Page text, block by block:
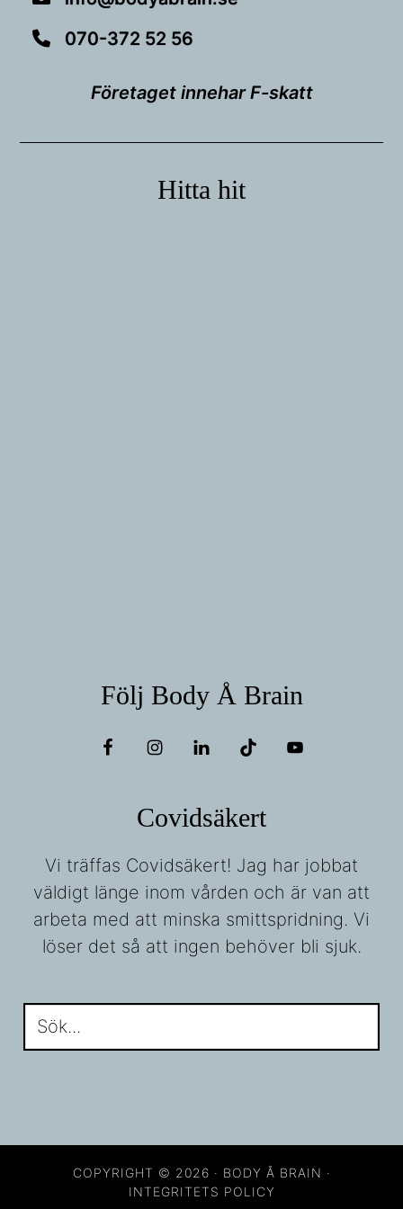
070-372 52 56
Företaget innehar F-skatt
Hitta hit
Följ Body Å Brain
Covidsäkert
Vi träffas Covidsäkert! Jag har jobbat
väldigt länge inom vården och är van att
arbeta med att minska smittspridning. Vi
löser det så att ingen behöver bli sjuk.
Sök...
COPYRIGHT © 2026 · BODY Å BRAIN ·
INTEGRITETS POLICY